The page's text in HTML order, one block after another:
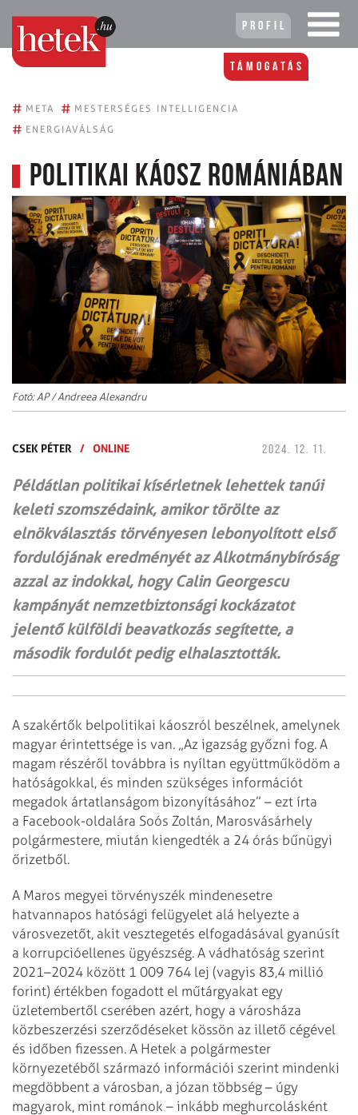
Profil
Támogatás
# META # MESTERSÉGES INTELLIGENCIA
# ENERGIAVÁLSÁG
Politikai káosz Romániában
Fotó: AP / Andreea Alexandru
CSEK PÉTER / ONLINE 2024. 12. 11.
Példátlan politikai kísérletnek lehettek tanúi
keleti szomszédaink, amikor törölte az
elnökválasztás törvényesen lebonyolított első
fordulójának eredményét az Alkotmánybíróság
azzal az indokkal, hogy Calin Georgescu
kampányát nemzetbiztonsági kockázatot
jelentő külföldi beavatkozás segítette, a
második fordulót pedig elhalasztották.
A szakértők belpolitikai káoszról beszélnek, amelynek
magyar érintettsége is van. „Az igazság győzni fog. A
magam részéről továbbra is nyíltan együttműködöm a
hatóságokkal, és minden szükséges információt
megadok ártatlanságom bizonyításához” – ezt írta
a Facebook-oldalára Soós Zoltán, Marosvásárhely
polgármestere, miután kiengedték a 24 órás bűnügyi
őrizetből.
A Maros megyei törvényszék mindenesetre
hatvannapos hatósági felügyelet alá helyezte a
városvezetőt, akit vesztegetés elfogadásával gyanúsít
a korrupcióellenes ügyészség. A vádhatóság szerint
2021–2024 között 1 009 764 lej (vagyis 83,4 millió
forint) értékben fogadott el műtárgyakat egy
üzletembertől cserében azért, hogy a városháza
közbeszerzési szerződéseket kössön az illető cégével
és időben fizessen. A Hetek a polgármester
környezetéből származó információi szerint mindenki
megdöbbent a városban, a józan többség – úgy
magyarok, mint románok – inkább meghurcolásként